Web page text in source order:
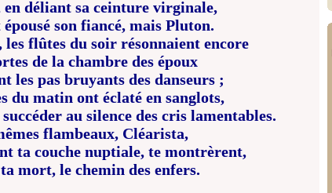
en déliant sa ceinture virginale,
son fiancé, mais Pluton.
flûtes du soir résonnaient encore
de la chambre des époux
les pas bruyants des danseurs ;
du matin ont éclaté en sanglots,
au silence des cris lamentables.
flambeaux, Cléarista,
ta couche nuptiale, te montrèrent,
mort, le chemin des enfers.